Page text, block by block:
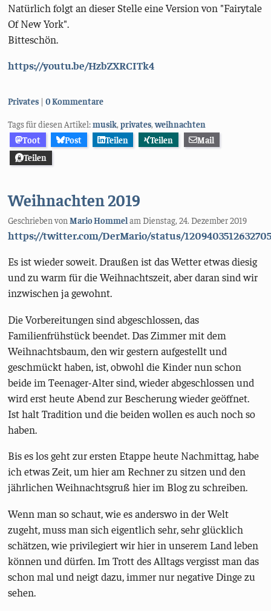
Natürlich folgt an dieser Stelle eine Version von "Fairytale
Of New York".
Bitteschön.
https://youtu.be/HzbZXRCITk4
Kategorien:
Privates 0 Kommentare
Tags für diesen Artikel:musik,privates,weihnachten
Toot
Post Teilen Teilen
Mail
Teilen
Weihnachten 2019
Geschrieben vonMario HommelamDienstag, 24. Dezember 2019
https://twitter.com/DerMario/status/
Es ist wieder soweit. Draußen ist das Wetter etwas diesig
und zu warm für die Weihnachtszeit, aber daran sind wir
inzwischen ja gewohnt.
Die Vorbereitungen sind abgeschlossen, das
Familienfrühstück beendet. Das Zimmer mit dem
Weihnachtsbaum, den wir gestern aufgestellt und
geschmückt haben, ist, obwohl die Kinder nun schon
beide im Teenager-Alter sind, wieder abgeschlossen und
wird erst heute Abend zur Bescherung wieder geöffnet.
Ist halt Tradition und die beiden wollen es auch noch so
haben.
Bis es los geht zur ersten Etappe heute Nachmittag, habe
ich etwas Zeit, um hier am Rechner zu sitzen und den
jährlichen Weihnachtsgruß hier im Blog zu schreiben.
Wenn man so schaut, wie es anderswo in der Welt
zugeht, muss man sich eigentlich sehr, sehr glücklich
schätzen, wie privilegiert wir hier in unserem Land leben
können und dürfen. Im Trott des Alltags vergisst man das
schon mal und neigt dazu, immer nur negative Dinge zu
sehen.